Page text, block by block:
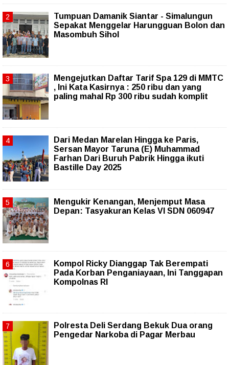
Tumpuan Damanik Siantar - Simalungun
Sepakat Menggelar Harungguan Bolon dan
Masombuh Sihol
Mengejutkan Daftar Tarif Spa 129 di MMTC
, Ini Kata Kasirnya : 250 ribu dan yang
paling mahal Rp 300 ribu sudah komplit
‎Dari Medan Marelan Hingga ke Paris,
Sersan Mayor Taruna (E) Muhammad
Farhan Dari Buruh Pabrik Hingga ikuti
Bastille Day 2025
Mengukir Kenangan, Menjemput Masa
Depan: Tasyakuran Kelas VI SDN 060947
Kompol Ricky Dianggap Tak Berempati
Pada Korban Penganiayaan, Ini Tanggapan
Kompolnas RI
Polresta Deli Serdang Bekuk Dua orang
Pengedar Narkoba di Pagar Merbau